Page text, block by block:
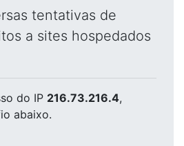
tentativas de
a sites hospedados
do IP 216.73.216.4,
abaixo.